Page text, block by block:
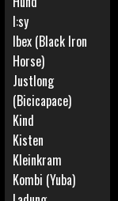
I:sy
Ibex (Black Iron
Horse)
Justlong
(Bicicapace)
Kind
Kisten
Kleinkram
Kombi (Yuba)